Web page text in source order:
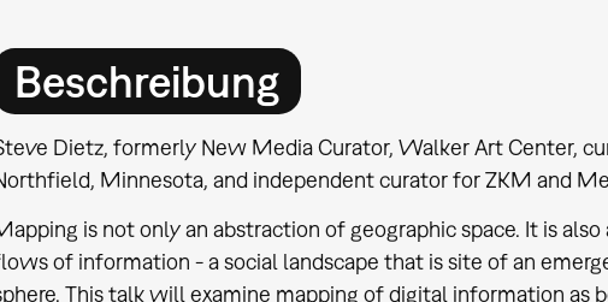
Beschreibung
Dietz, formerly New Media Curator, Walker Art Center,
Minnesota, and independent curator for ZKM and
is not only an abstraction of geographic space. It is
of information - a social landscape that is site of an
This talk will examine mapping of digital information